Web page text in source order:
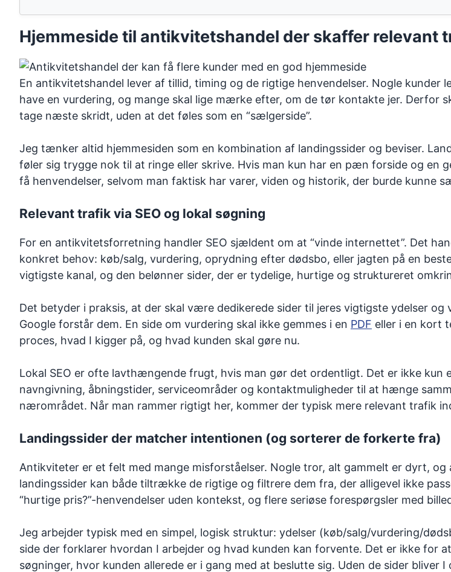
Hjemmeside til antikvitetshandel der skaffer relevant
En antikvitetshandel lever af tillid, timing og de rigtige henvendelser. Nogle
have en vurdering, og mange skal lige mærke efter, om de tør kontakte jer. Derfor
tage næste skridt, uden at det føles som en “sælgerside”.
Jeg tænker altid hjemmesiden som en kombination af landingssider og beviser.
føler sig trygge nok til at ringe eller skrive. Hvis man kun har en pæn forside og en
få henvendelser, selvom man faktisk har varer, viden og historik, der burde kunne
Relevant trafik via SEO og lokal søgning
For en antikvitetsforretning handler SEO sjældent om at “vinde internettet”. Det
konkret behov: køb/salg, vurdering, oprydning efter dødsbo, eller jagten på en
vigtigste kanal, og den belønner sider, der er tydelige, hurtige og struktureret
Det betyder i praksis, at der skal være dedikerede sider til jeres vigtigste ydelser
Google forstår dem. En side om vurdering skal ikke gemmes i en PDF eller i en kort
proces, hvad I kigger på, og hvad kunden skal gøre nu.
Lokal SEO er ofte lavthængende frugt, hvis man gør det ordentligt. Det er ikke kun
navngivning, åbningstider, serviceområder og kontaktmuligheder til at hænge
nærområdet. Når man rammer rigtigt her, kommer der typisk mere relevant trafik
Landingssider der matcher intentionen (og sorterer de forkerte fra)
Antikviteter er et felt med mange misforståelser. Nogle tror, alt gammelt er dyrt,
landingssider kan både tiltrække de rigtige og filtrere dem fra, der alligevel ikke
“hurtige pris?”-henvendelser uden kontekst, og flere seriøse forespørgsler med
Jeg arbejder typisk med en simpel, logisk struktur: ydelser (køb/salg/vurdering/
side der forklarer hvordan I arbejder og hvad kunden kan forvente. Det er ikke for
søgninger, hvor kunden allerede er i gang med at beslutte sig. Uden de sider bliver